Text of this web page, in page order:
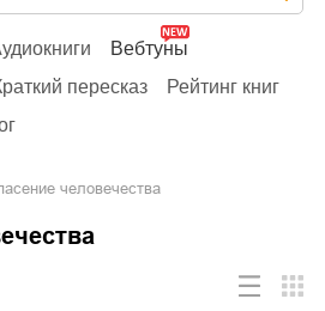
Вебтуны
пересказ
Рейтинг книг
человечества